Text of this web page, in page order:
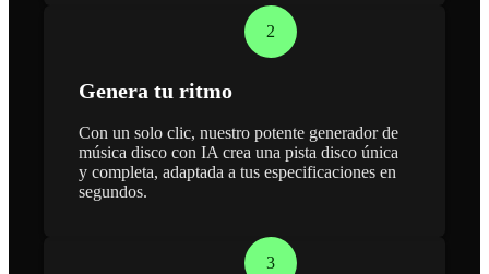
2
Genera tu ritmo
Con un solo clic, nuestro potente generador de
música disco con IA crea una pista disco única
y completa, adaptada a tus especificaciones en
segundos.
3